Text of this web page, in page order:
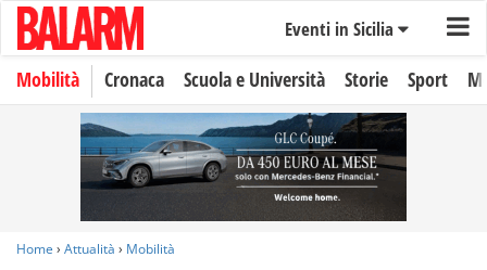
Eventi in Sicilia
Mobilità Cronaca Scuola e Università Storie Sport
Home › Attualità › Mobilità